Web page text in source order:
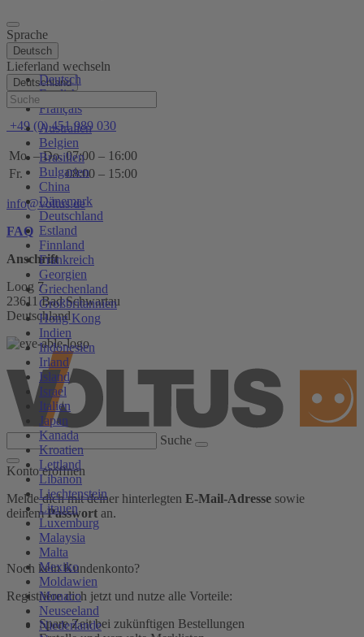
Sprache
Deutsch
Deutsch
English
Français
Lieferland wechseln
Deutschland
Australien
Belgien
Brasilien
Bulgarien
China
Dänemark
Deutschland
Estland
Finnland
Frankreich
Georgien
Griechenland
Großbritannien
Hong Kong
Indien
Indonesien
Irland
Island
Israel
Italien
Japan
Kanada
Kroatien
Lettland
Libanon
Liechtenstein
Litauen
Luxemburg
Malaysia
Malta
Mexiko
Moldawien
Monaco
Neuseeland
Niederlande
Hilfe
+49 (0) 451 989 030
Mo. – Do. 07:00 – 16:00
Fr.
08:00 – 15:00
info@voltus.de
FAQ
Anschrift
Loog 7
23611 Bad Schwartau
Deutschland
Suche
Konto eröffnen
Melde dich mit deiner hinterlegten E-Mail-Adresse sowie
deinemPasswort an.
Noch kein Kundenkonto?
Registriere dich jetzt und nutze alle Vorteile:
Spare Zeit bei zukünftigen Bestellungen